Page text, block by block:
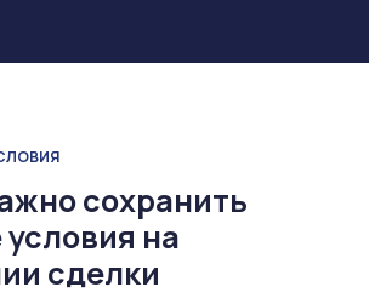
сохранить
на
сделки